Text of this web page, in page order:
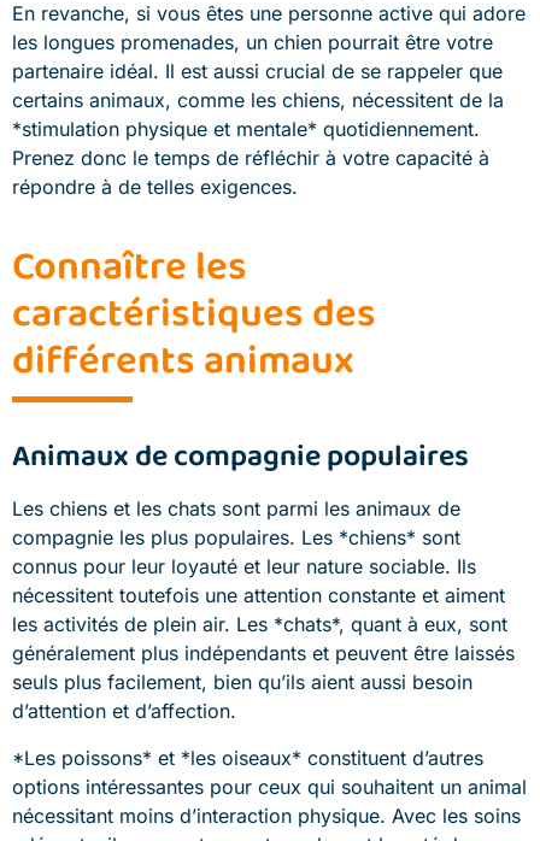
En revanche, si vous êtes une personne active qui adore
les longues promenades, un chien pourrait être votre
partenaire idéal. Il est aussi crucial de se rappeler que
certains animaux, comme les chiens, nécessitent de la
*stimulation physique et mentale* quotidiennement.
Prenez donc le temps de réfléchir à votre capacité à
répondre à de telles exigences.
Connaître les
caractéristiques des
différents animaux
Animaux de compagnie populaires
Les chiens et les chats sont parmi les animaux de
compagnie les plus populaires. Les *chiens* sont
connus pour leur loyauté et leur nature sociable. Ils
nécessitent toutefois une attention constante et aiment
les activités de plein air. Les *chats*, quant à eux, sont
généralement plus indépendants et peuvent être laissés
seuls plus facilement, bien qu’ils aient aussi besoin
d’attention et d’affection.
*Les poissons* et *les oiseaux* constituent d’autres
options intéressantes pour ceux qui souhaitent un animal
nécessitant moins d’interaction physique. Avec les soins